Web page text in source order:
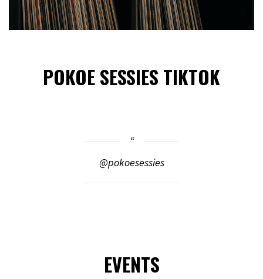
POKOE SESSIES TIKTOK
@pokoesessies
EVENTS